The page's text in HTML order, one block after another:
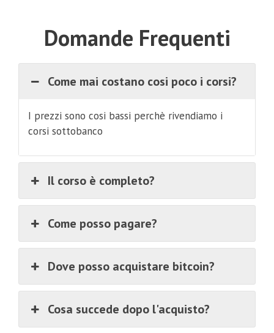
Domande Frequenti
Come mai costano cosi poco i corsi?
I prezzi sono cosi bassi perchè rivendiamo i
corsi sottobanco
Il corso è completo?
Come posso pagare?
Dove posso acquistare bitcoin?
Cosa succede dopo l'acquisto?